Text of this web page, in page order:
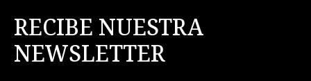
RECIBE NUESTRA
NEWSLETTER